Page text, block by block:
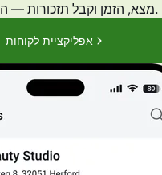
מצא, הזמן וקבל תזכורות — הכל באפליקציה אחת.
אפליקציית לקוחות